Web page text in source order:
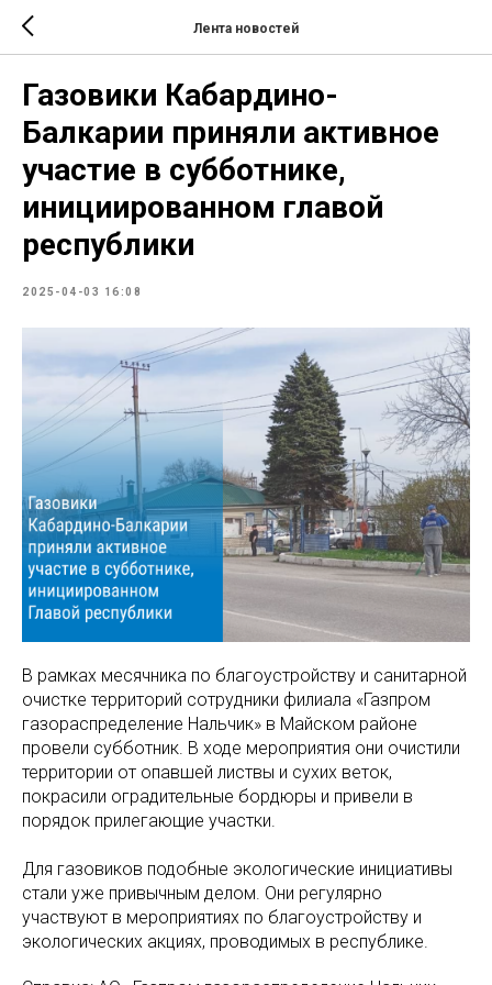
Лента новостей
Газовики Кабардино-
Балкарии приняли активное
участие в субботнике,
инициированном главой
республики
2025-04-03 16:08
В рамках месячника по благоустройству и санитарной
очистке территорий сотрудники филиала «Газпром
газораспределение Нальчик» в Майском районе
провели субботник. В ходе мероприятия они очистили
территории от опавшей листвы и сухих веток,
покрасили оградительные бордюры и привели в
порядок прилегающие участки.
Для газовиков подобные экологические инициативы
стали уже привычным делом. Они регулярно
участвуют в мероприятиях по благоустройству и
экологических акциях, проводимых в республике.